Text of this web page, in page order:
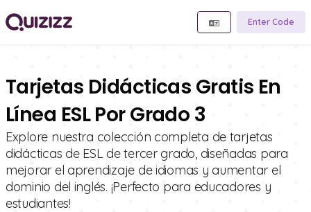
Enter Code
Tarjetas Didácticas Gratis En
Línea ESL Por Grado 3
Explore nuestra colección completa de tarjetas
didácticas de ESL de tercer grado, diseñadas para
mejorar el aprendizaje de idiomas y aumentar el
dominio del inglés. ¡Perfecto para educadores y
estudiantes!